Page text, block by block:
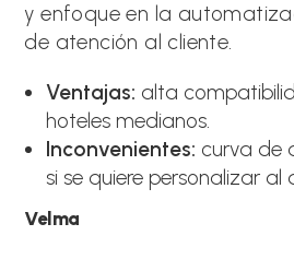
y enfoque en la
de atención al cliente.
Ventajas: alta
hoteles medianos.
Inconvenientes: curva de
si se quiere personalizar al
Velma